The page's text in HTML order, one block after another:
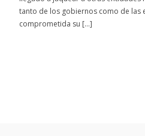
tanto de los gobiernos como de las
comprometida su […]